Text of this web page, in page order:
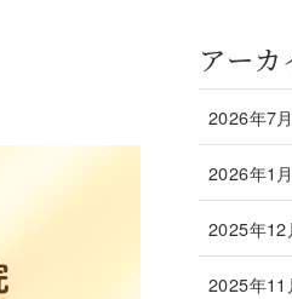
アーカ
2026年7月
2026年1月
2025年12
2025年11